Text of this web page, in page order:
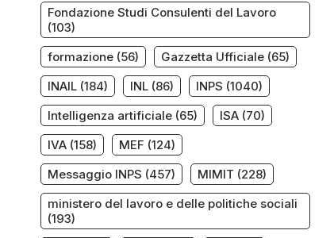
Fondazione Studi Consulenti del Lavoro
(103)
formazione(56) Gazzetta Ufficiale(65)
INAIL(184) INL(86) INPS (1040)
Intelligenza artificiale(65) ISA(70)
IVA(158) MEF (124)
Messaggio INPS (457) MIMIT (228)
ministero del lavoro e delle politiche sociali
(193)